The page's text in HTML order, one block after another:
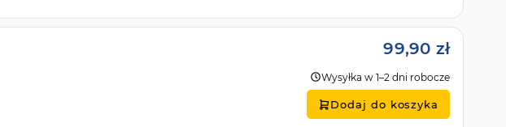
99,90 zł
Wysyłka w 1–2 dni robocze
Dodaj do koszyka